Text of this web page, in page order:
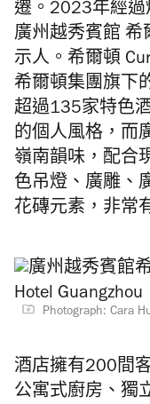
遷。2023年經過
廣州越秀賓館 希
示人。希爾頓
希爾頓集團旗下
超過135家特色
的個人風格，而
嶺南韻味，配合
色吊燈、廣雕、
花磚元素，非常
Photograph: Cara
酒店擁有200間
公寓式廚房、獨